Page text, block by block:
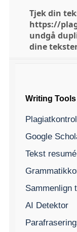
Tjek din
https://
undgå
dine
Writing Tools
Plagiatkontrol
Google
Tekst resumé
Sammenlign
AI Detektor